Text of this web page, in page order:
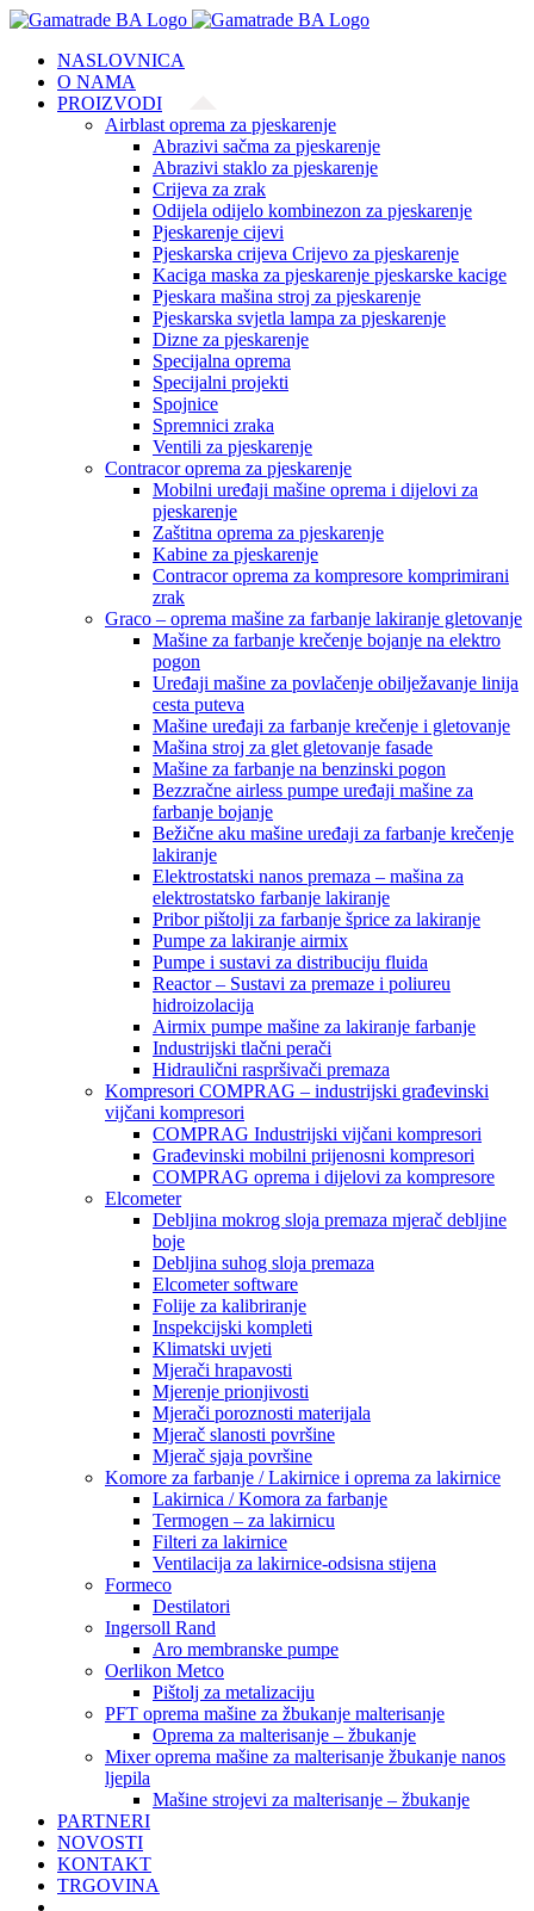
Skip
contentNASLOVNICA
O NAMA
PROIZVODI
Airblast oprema za pjeskarenje
Abrazivi sačma za pjeskarenje
Abrazivi staklo za pjeskarenje
Crijeva za zrak
Odijela odijelo kombinezon za pjeskarenje
Pjeskarenje cijevi
Pjeskarska crijeva Crijevo za pjeskarenje
Kaciga maska za pjeskarenje pjeskarske kacige
Pjeskara mašina stroj za pjeskarenje
Pjeskarska svjetla lampa za pjeskarenje
Dizne za pjeskarenje
Specijalna oprema
Specijalni projekti
Spojnice
Spremnici zraka
Ventili za pjeskarenje
Contracor oprema za pjeskarenje
Mobilni uređaji mašine oprema i dijelovi za
pjeskarenje
Zaštitna oprema za pjeskarenje
Kabine za pjeskarenje
Contracor oprema za kompresore komprimirani
zrak
Graco – oprema mašine za farbanje lakiranje gletovanje
Mašine za farbanje krečenje bojanje na elektro
pogon
Uređaji mašine za povlačenje obilježavanje linija
cesta puteva
Mašine uređaji za farbanje krečenje i gletovanje
Mašina stroj za glet gletovanje fasade
Mašine za farbanje na benzinski pogon
Bezzračne airless pumpe uređaji mašine za
farbanje bojanje
Bežične aku mašine uređaji za farbanje krečenje
lakiranje
Elektrostatski nanos premaza – mašina za
elektrostatsko farbanje lakiranje
Pribor pištolji za farbanje šprice za lakiranje
Pumpe za lakiranje airmix
Pumpe i sustavi za distribuciju fluida
Reactor – Sustavi za premaze i poliureu
hidroizolacija
Airmix pumpe mašine za lakiranje farbanje
Industrijski tlačni perači
Hidraulični raspršivači premaza
Kompresori COMPRAG – industrijski građevinski
vijčani kompresori
COMPRAG Industrijski vijčani kompresori
Građevinski mobilni prijenosni kompresori
COMPRAG oprema i dijelovi za kompresore
Elcometer
Debljina mokrog sloja premaza mjerač debljine
boje
Debljina suhog sloja premaza
Elcometer software
Folije za kalibriranje
Inspekcijski kompleti
Klimatski uvjeti
Mjerači hrapavosti
Mjerenje prionjivosti
Mjerači poroznosti materijala
Mjerač slanosti površine
Mjerač sjaja površine
Komore za farbanje / Lakirnice i oprema za lakirnice
Lakirnica / Komora za farbanje
Termogen – za lakirnicu
Filteri za lakirnice
Ventilacija za lakirnice-odsisna stijena
Formeco
Destilatori
Ingersoll Rand
Aro membranske pumpe
Oerlikon Metco
Pištolj za metalizaciju
PFT oprema mašine za žbukanje malterisanje
Oprema za malterisanje – žbukanje
Mixer oprema mašine za malterisanje žbukanje nanos
ljepila
Mašine strojevi za malterisanje – žbukanje
PARTNERI
NOVOSTI
KONTAKT
TRGOVINA